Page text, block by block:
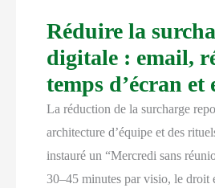
Réduire la
digitale : email,
temps d’écran et
La réduction de la surcharge
architecture d’équipe et des
instauré un “Mercredi sans
30–45 minutes par visio, le droit